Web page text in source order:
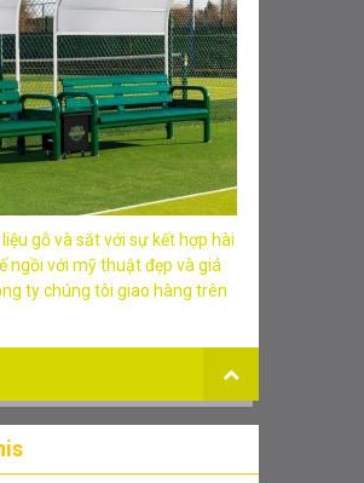
gỗ và sắt với sự kết hợp hài
ngồi với mỹ thuật đẹp và giá
ty chúng tôi giao hàng trên